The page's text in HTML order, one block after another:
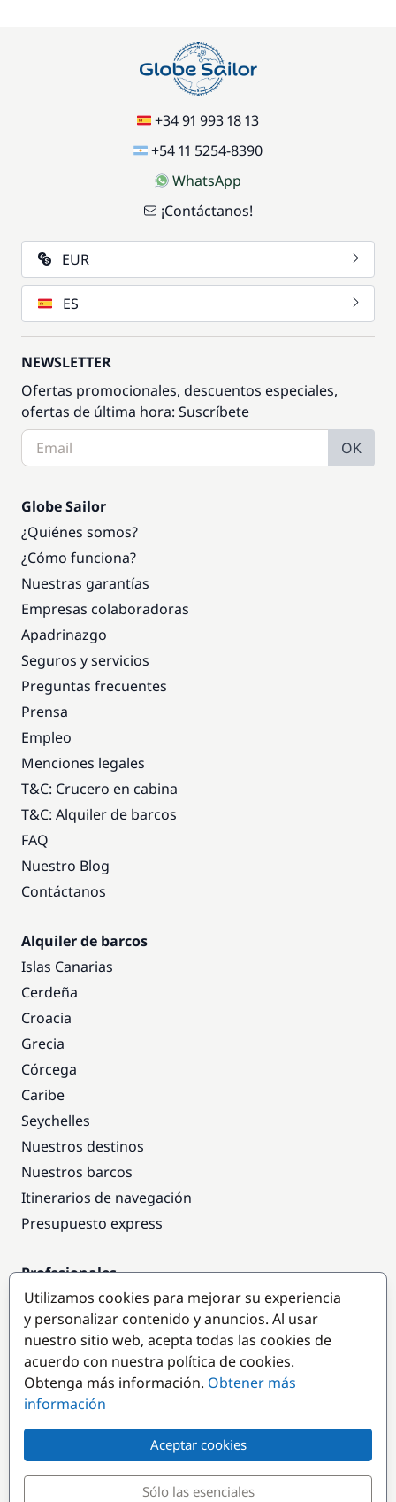
+34 91 993 18 13
+54 11 5254-8390
WhatsApp
¡Contáctanos!
EUR
ES
NEWSLETTER
Ofertas promocionales, descuentos especiales,
ofertas de última hora: Suscríbete
OK
Globe Sailor
¿Quiénes somos?
¿Cómo funciona?
Nuestras garantías
Empresas colaboradoras
Apadrinazgo
Seguros y servicios
Preguntas frecuentes
Prensa
Empleo
Menciones legales
T&C: Crucero en cabina
T&C: Alquiler de barcos
FAQ
Nuestro Blog
Contáctanos
Alquiler de barcos
Islas Canarias
Cerdeña
Croacia
Grecia
Córcega
Caribe
Seychelles
Nuestros destinos
Nuestros barcos
Itinerarios de navegación
Presupuesto express
Profesionales
Acceso empresas
Colaborar como empresa
Destinos populares
Utilizamos cookies para mejorar su experiencia
y personalizar contenido y anuncios. Al usar
nuestro sitio web, acepta todas las cookies de
acuerdo con nuestra política de cookies.
Obtenga más información. Obtener más
información
Aceptar cookies
Sólo las esenciales